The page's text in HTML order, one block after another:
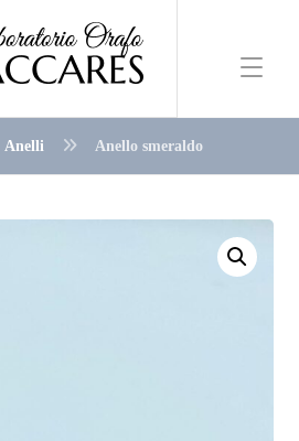
Anelli Anello smeraldo